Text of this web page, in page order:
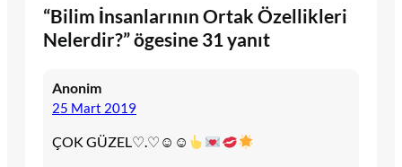
“Bilim İnsanlarının Ortak Özellikleri
Nelerdir?” ögesine 31 yanıt
Anonim
25 Mart 2019
ÇOK GÜZEL♡.♡☺☺